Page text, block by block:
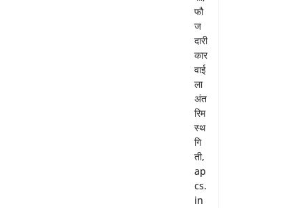
फौ
ज
दारी
कार
वाई
ला
अंत
रिम
स्थ
गि
ती,
ap
cs.
in